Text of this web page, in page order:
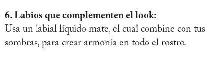
6. Labios que complementen el look:
Usa un labial líquido mate, el cual combine con tus
sombras, para crear armonía en todo el rostro.